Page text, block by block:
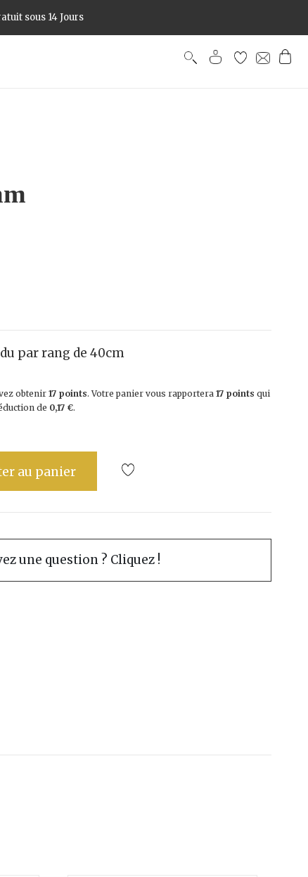
sous 14 Jours
par rang de 40cm
obtenir17 points. Votre panier vous rapportera 17 points qui
de 0,17 €.
au panier
une question ? Cliquez !